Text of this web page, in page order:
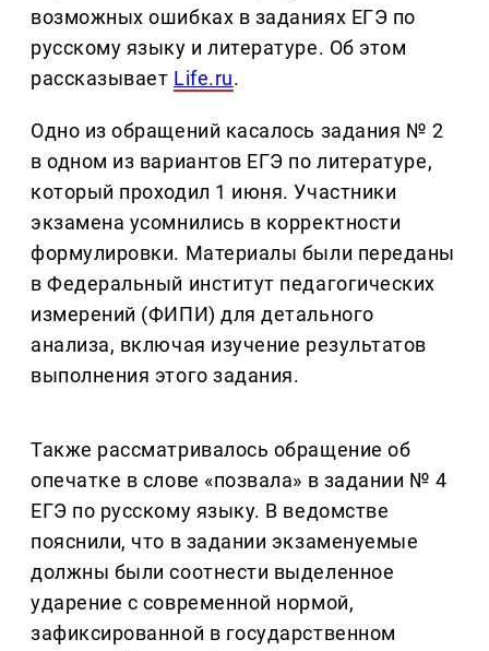
возможных ошибках в заданиях ЕГЭ по
русскому языку и литературе. Об этом
рассказывает Life.ru.
Одно из обращений касалось задания № 2
в одном из вариантов ЕГЭ по литературе,
который проходил 1 июня. Участники
экзамена усомнились в корректности
формулировки. Материалы были переданы
в Федеральный институт педагогических
измерений (ФИПИ) для детального
анализа, включая изучение результатов
выполнения этого задания.
Также рассматривалось обращение об
опечатке в слове «позвала» в задании № 4
ЕГЭ по русскому языку. В ведомстве
пояснили, что в задании экзаменуемые
должны были соотнести выделенное
ударение с современной нормой,
зафиксированной в государственном